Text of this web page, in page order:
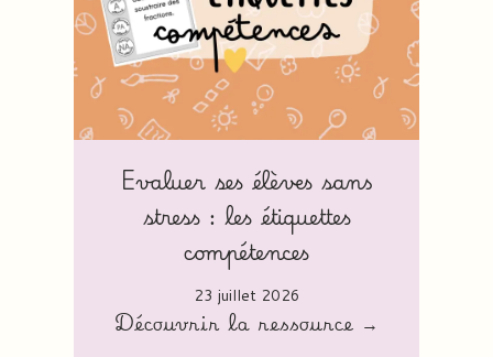
Evaluer ses élèves sans
stress : les étiquettes
compétences
23 juillet 2026
Découvrir la ressource →